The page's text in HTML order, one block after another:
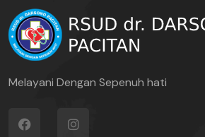
Melayani Dengan Sepenuh hati